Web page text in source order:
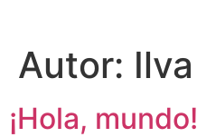
Autor: Ilva
¡Hola, mundo!